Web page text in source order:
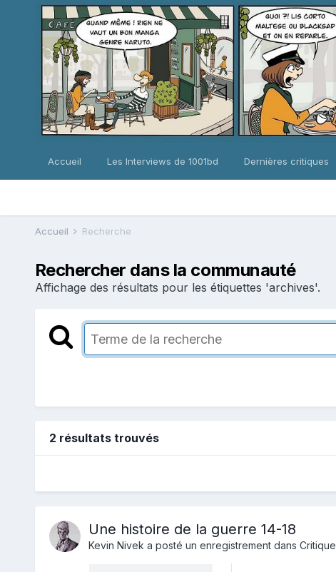
Accueil Les Interviews de 1001bd Dernières critiques
Accueil Recherche
Rechercher dans la communauté
Affichage des résultats pour les étiquettes 'archives'.
2 résultats trouvés
Une histoire de la guerre 14-18
Kevin Nivek a posté un enregistrement dans